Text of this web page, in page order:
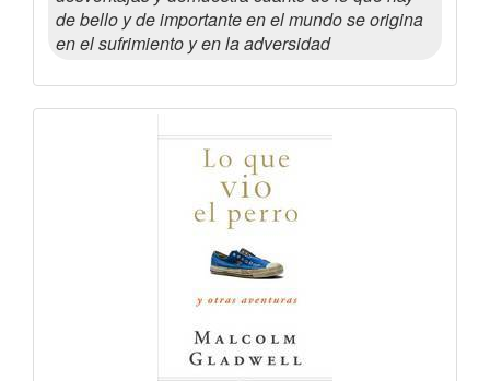
de bello y de importante en el mundo se origina
en el sufrimiento y en la adversidad